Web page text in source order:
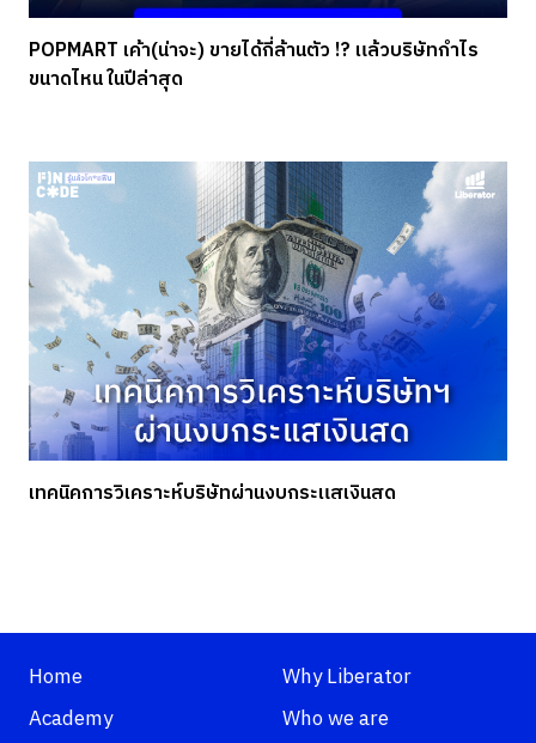
POPMART เค้า(น่าจะ) ขายได้กี่ล้านตัว !? แล้วบริษัทกำไร
ขนาดไหน ในปีล่าสุด
เทคนิคการวิเคราะห์บริษัทผ่านงบกระแสเงินสด
Home
Academy
Why Liberator
Who we are